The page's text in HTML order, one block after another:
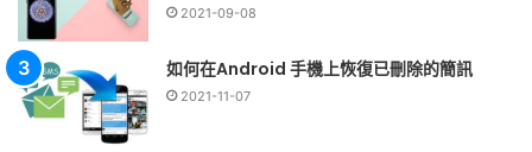
2021-09-08
如何在Android 手機上恢復已刪除的簡訊
2021-11-07